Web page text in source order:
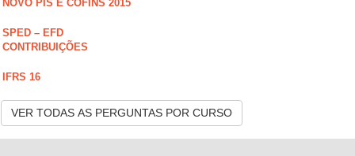
NOVO PIS E COFINS 2015
SPED – EFD
CONTRIBUIÇÕES
IFRS 16
VER TODAS AS PERGUNTAS POR CURSO